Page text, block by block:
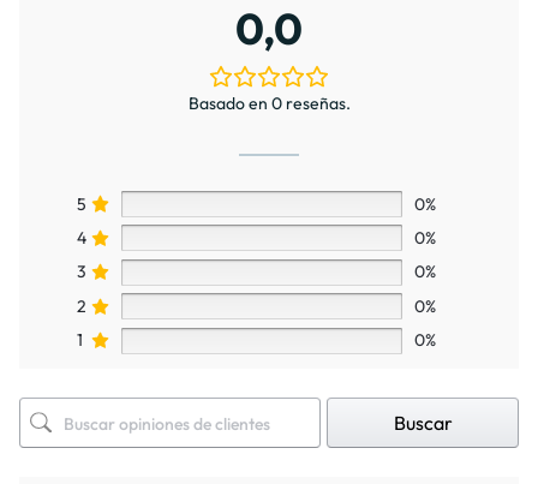
0,0
Basado en 0 reseñas.
5
0%
4
0%
3
0%
2
0%
1
0%
Buscar